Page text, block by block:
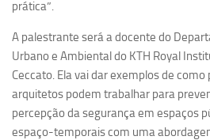
Daniel Domingues dos Santos
Programas Ano Sabático
Cíntia Rosa Pereira de
Cristina Godoy
prática”.
A palestrante será a docente do
Urbano e Ambiental do KTH Royal
Ceccato. Ela vai dar exemplos de
arquitetos podem trabalhar para
percepção da segurança em espaços
espaço-temporais com uma